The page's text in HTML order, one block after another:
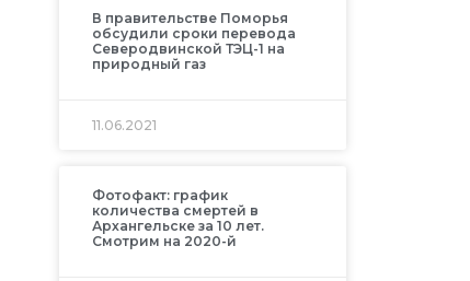
В правительстве Поморья
обсудили сроки перевода
Северодвинской ТЭЦ-1 на
природный газ
11.06.2021
Фотофакт: график
количества смертей в
Архангельске за 10 лет.
Смотрим на 2020-й